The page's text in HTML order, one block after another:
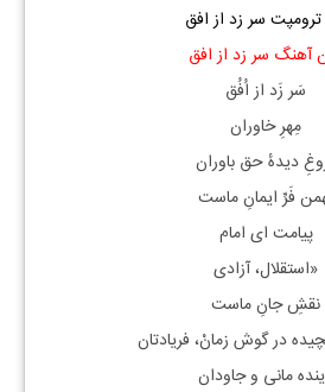
سر زد از افق
آهنگ سر زد از افق
سَر زَد از اُفُق
مِهرِ خاوران
دیدهٔ حق باوران
فَرِّ ایمانِ ماست
پیامت ای امام
«استقلال، آزادی
نقشِ جانِ ماست
در گوش زمانْ، فریادتان
مانی و جاودان